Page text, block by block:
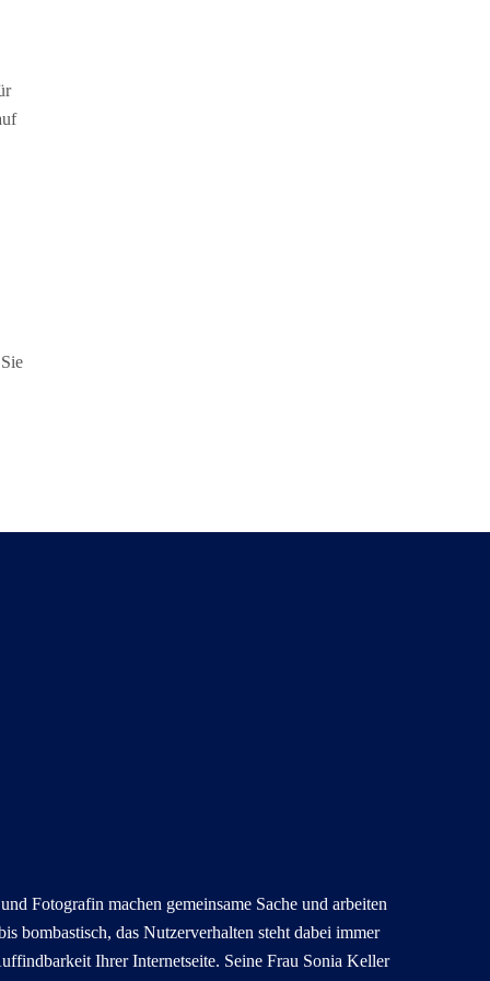
Fotografin machen gemeinsame Sache und arbeiten
bombastisch, das Nutzerverhalten steht dabei immer
Ihrer Internetseite. Seine Frau Sonia Keller